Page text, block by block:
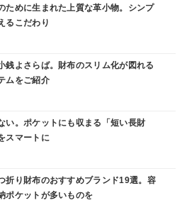
ために生まれた上質な革小物。シンプ
るこだわり
銭よさらば。財布のスリム化が図れる
ムをご紹介
い。ポケットにも収まる「短い長財
スマートに
折り財布のおすすめブランド19選。容
ポケットが多いものを